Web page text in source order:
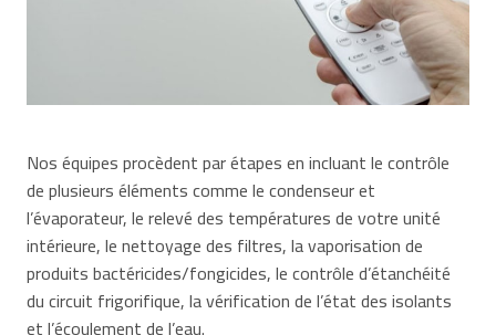
Nos équipes procèdent par étapes en incluant le contrôle
de plusieurs éléments comme le condenseur et
l’évaporateur, le relevé des températures de votre unité
intérieure, le nettoyage des filtres, la vaporisation de
produits bactéricides/fongicides, le contrôle d’étanchéité
du circuit frigorifique, la vérification de l’état des isolants
et l’écoulement de l’eau.